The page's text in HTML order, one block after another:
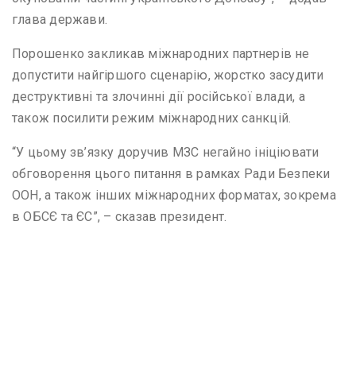
глава держави.
Порошенко закликав міжнародних партнерів не
допустити найгіршого сценарію, жорстко засудити
деструктивні та злочинні дії російської влади, а
також посилити режим міжнародних санкцій.
“У цьому зв’язку доручив МЗС негайно ініціювати
обговорення цього питання в рамках Ради Безпеки
ООН, а також інших міжнародних форматах, зокрема
в ОБСЄ та ЄС”, – сказав президент.